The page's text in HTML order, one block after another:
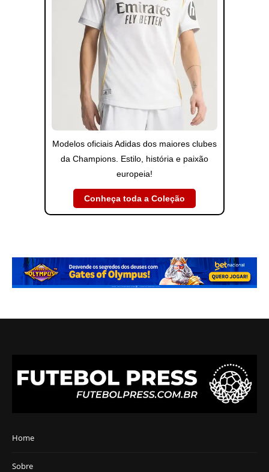
Modelos oficiais Adidas dos maiores clubes
da Champions. Estilo, história e paixão
europeia!
Conheça toda a Coleção
Home
Sobre